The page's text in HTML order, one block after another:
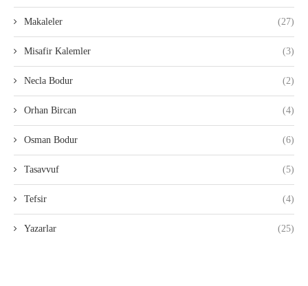
Makaleler (27)
Misafir Kalemler (3)
Necla Bodur (2)
Orhan Bircan (4)
Osman Bodur (6)
Tasavvuf (5)
Tefsir (4)
Yazarlar (25)